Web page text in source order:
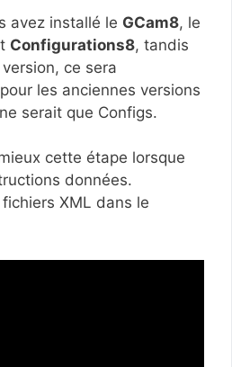
avez installé le GCam8, le
Configurations8, tandis
version, ce sera
les anciennes versions
serait que Configs.
cette étape lorsque
données.
XML dans le